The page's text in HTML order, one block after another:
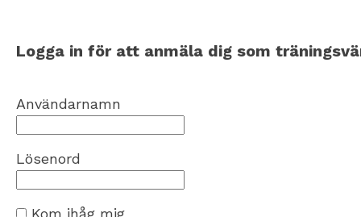
Logga in för att anmäla dig som
Användarnamn
Lösenord